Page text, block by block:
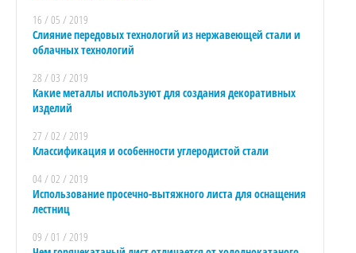
16 / 05 / 2019
Слияние передовых технологий из нержавеющей стали и
облачных технологий
28 / 03 / 2019
Какие металлы используют для создания декоративных
изделий
27 / 02 / 2019
Классификация и особенности углеродистой стали
04 / 02 / 2019
Использование просечно-вытяжного листа для оснащения
лестниц
09 / 01 / 2019